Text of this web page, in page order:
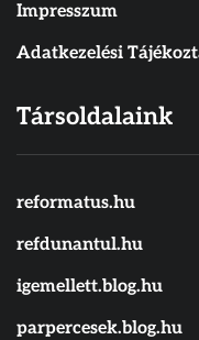
Impresszum
Adatkezelési
Társoldalaink
reformatus.hu
refdunantul.hu
igemellett.blog.hu
parpercesek.blog.hu